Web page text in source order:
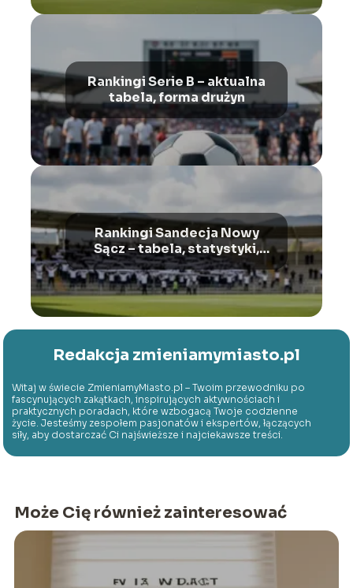
Rankingi Serie B – aktualna
tabela, forma drużyn
Rankingi Sandecja Nowy
Sącz – tabela, statystyki,
wyniki
Redakcja zmieniamymiasto.pl
Witaj w świecie ZmieniamyMiasto.pl – Twoim przewodniku po
fascynujących zakątkach, inspirujących aktywnościach i
praktycznych poradach, które wzbogacą Twoje codzienne
życie. Jesteśmy zespołem pasjonatów i ekspertów, łączących
siły, aby dostarczać Ci najświeższe i najciekawsze treści.
Może Cię również zainteresować